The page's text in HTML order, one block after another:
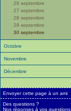
26 septembre
27 septembre
28 septembre
29 septembre
30 septembre
Octobre
Novembre
Décembre
Envoyer cette page à un ami
Des questions ?
Nos réponses à vos questions